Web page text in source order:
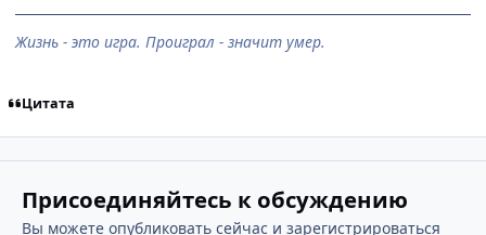
Жизнь - это игра. Проиграл - значит умер.
Цитата
Присоединяйтесь к обсуждению
Вы можете опубликовать сейчас и зарегистрироваться